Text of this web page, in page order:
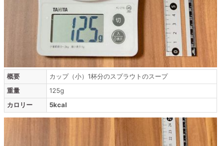
概要
カップ（小）1杯分のスプラウトのスープ
重量
125g
カロリー
5kcal